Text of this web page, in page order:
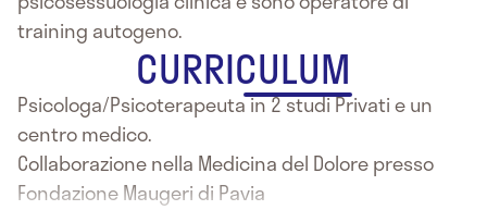
training autogeno.
CURRICULUM
Psicologa/Psicoterapeuta in 2 studi Privati e un
centro medico.
Collaborazione nella Medicina del Dolore presso
Fondazione Maugeri di Pavia